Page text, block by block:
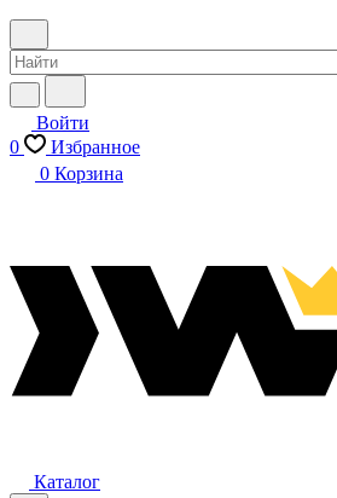
Войти
0
Избранное
0 Корзина
Каталог